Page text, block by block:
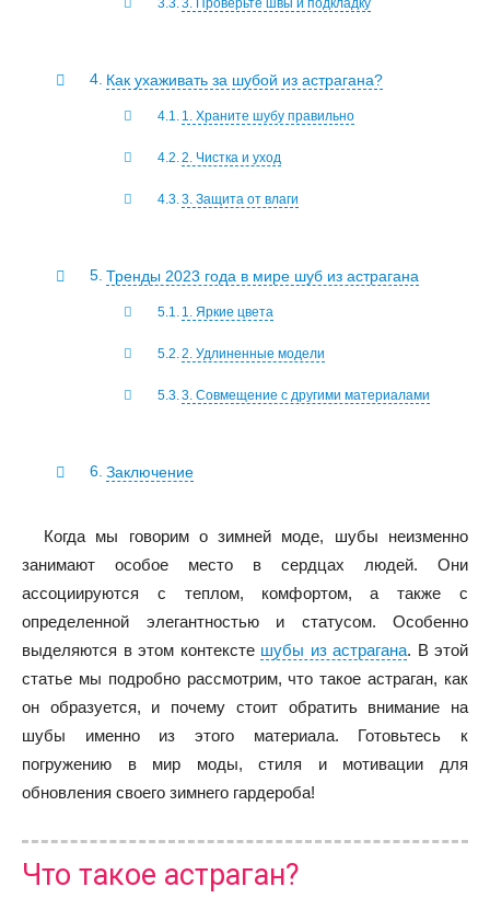
3. Проверьте швы и подкладку
Как ухаживать за шубой из астрагана?
1. Храните шубу правильно
2. Чистка и уход
3. Защита от влаги
Тренды 2023 года в мире шуб из астрагана
1. Яркие цвета
2. Удлиненные модели
3. Совмещение с другими материалами
Заключение
Когда мы говорим о зимней моде, шубы неизменно
занимают особое место в сердцах людей. Они
ассоциируются с теплом, комфортом, а также с
определенной элегантностью и статусом. Особенно
выделяются в этом контексте шубы из астрагана. В этой
статье мы подробно рассмотрим, что такое астраган, как
он образуется, и почему стоит обратить внимание на
шубы именно из этого материала. Готовьтесь к
погружению в мир моды, стиля и мотивации для
обновления своего зимнего гардероба!
Что такое астраган?